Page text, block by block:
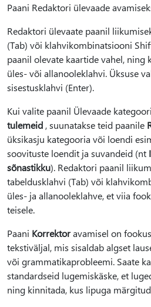
Paani Redaktori ülevaade
Redaktori ülevaate paanil
(Tab) või klahvikombinatsiooni
paanil olevate kaartide vahel, ning
üles- või allanooleklahvi. Üksuse
sisestusklahvi (Enter).
Kui valite paanil Ülevaade
tulemeid , suunatakse teid paanile
üksikasju kategooria või loendi
soovituste loendit ja suvandeid (nt
sõnastikku). Redaktori paanil
tabeldusklahvi (Tab) või
üles- ja allanooleklahve, et viia
teisele.
Paani Korrektoravamisel on
tekstiväljal, mis sisaldab algset
või grammatikaprobleemi. Saate
standardseid lugemiskäske, et
ning kinnitada, kus lipuga